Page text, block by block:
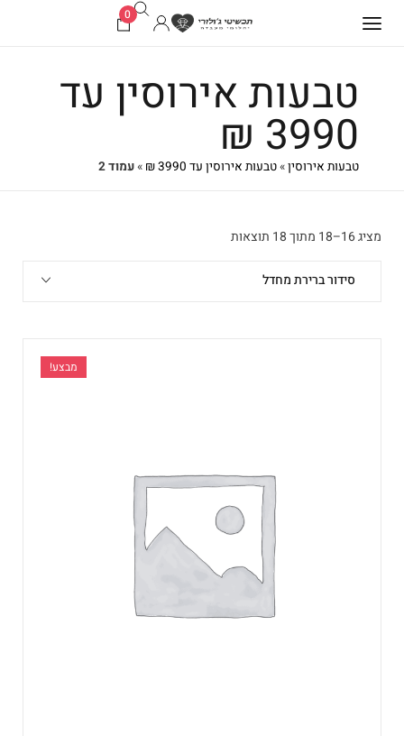
0
טבעות אירוסין עד
3990 ₪
טבעות אירוסין»טבעות אירוסין עד 3990 ₪ »עמוד 2
מציג 16–18 מתוך 18 תוצאות
סידור ברירת מחדל
מבצע!